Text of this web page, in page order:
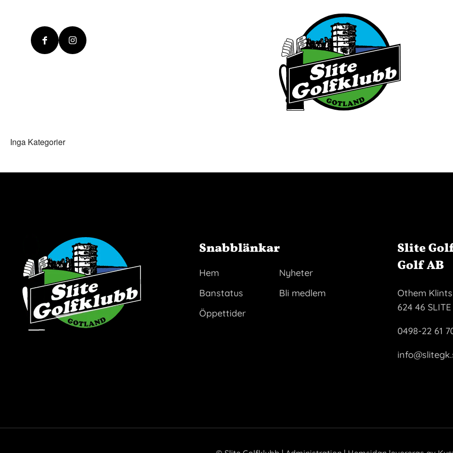
Inga Kategorier
Snabblänkar
Hem
Nyheter
Banstatus
Bli medlem
Öppettider
Slite
Golf AB
Othem
624 46 SLITE
0498-22 61